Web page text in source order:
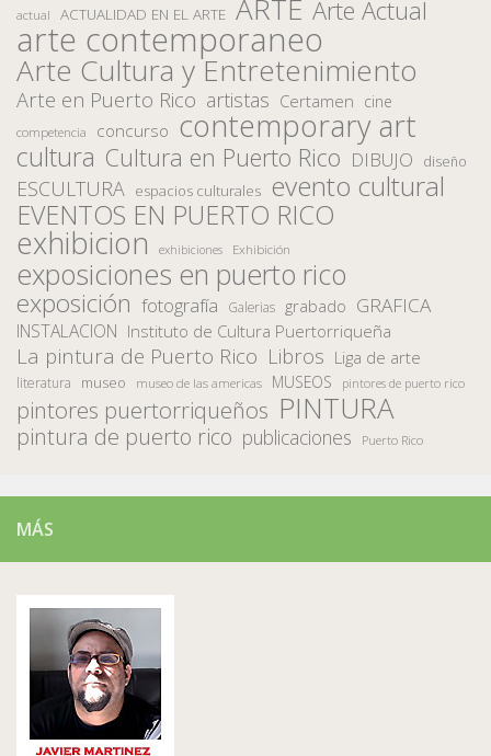
actual ACTUALIDAD EN EL ARTE ARTE Arte Actual
arte contemporaneo
Arte Cultura y Entretenimiento
Arte en Puerto Rico artistas Certamen cine
competencia concurso contemporary art
cultura Cultura en Puerto Rico DIBUJO diseño
ESCULTURA espacios culturales evento cultural
EVENTOS EN PUERTO RICO
exhibicion exhibiciones Exhibición
exposiciones en puerto rico
exposición fotografía Galerias grabado GRAFICA
INSTALACION Instituto de Cultura Puertorriqueña
La pintura de Puerto Rico Libros Liga de arte
literatura museo museo de las americas MUSEOS pintores de puerto rico
pintores puertorriqueños PINTURA
pintura de puerto rico publicaciones Puerto Rico
MÁS